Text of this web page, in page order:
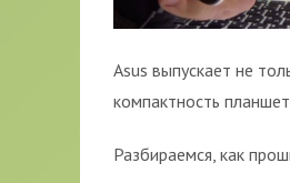
Asus выпускает не
компактность
Разбираемся, как